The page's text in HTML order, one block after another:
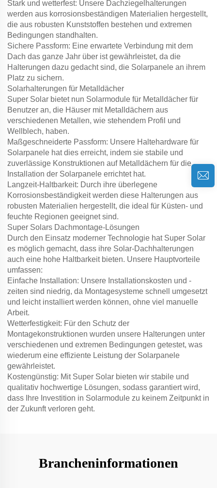
Stark und wetterfest: Unsere Dachziegelhalterungen
werden aus korrosionsbeständigen Materialien hergestellt,
die aus robusten Kunststoffen bestehen und extremen
Bedingungen standhalten.
Sichere Passform: Eine erwartete Verbindung mit dem
Dach das ganze Jahr über ist gewährleistet, da die
Halterungen dazu gedacht sind, die Solarpanele an ihrem
Platz zu sichern.
Solarhalterungen für Metalldächer
Super Solar bietet nun Solarmodule für Metalldächer für
Benutzer an, die Häuser mit Metalldächern aus
verschiedenen Metallen, wie stehendem Profil und
Wellblech, haben.
Maßgeschneiderte Passform: Unsere Haltehardware für
Solarpanele hat dies erreicht, indem sie stabile und
zuverlässige Konstruktionen auf Metalldächern für die
Installation der Solarpanele errichtet hat.
Langzeit-Haltbarkeit: Durch ihre überlegene
Korrosionsbeständigkeit werden diese Halterungen aus
robusten Materialien hergestellt, die ideal für Küsten- und
feuchte Regionen geeignet sind.
Super Solars Dachmontage-Lösungen
Durch den Einsatz moderner Technologie hat Super Solar
es möglich gemacht, dass ihre Solar-Dachhalterungen
auch eine hohe Haltbarkeit bieten. Unsere Hauptvorteile
umfassen:
Einfache Installation: Unsere Installationskosten und -
zeiten sind niedrig, da Montagesysteme schnell umgesetzt
und leicht installiert werden können, ohne viel manuelle
Arbeit.
Wetterfestigkeit: Für den Schutz der
Montagekonstruktionen wurden unsere Halterungen unter
verschiedenen und extremen Bedingungen getestet, was
wiederum eine effiziente Leistung der Solarpanele
gewährleistet.
Kostengünstig: Mit Super Solar bieten wir stabile und
qualitativ hochwertige Lösungen, sodass garantiert wird,
dass Ihre Investition in Solarmodule zu keinem Zeitpunkt in
der Zukunft verloren geht.
Brancheninformationen